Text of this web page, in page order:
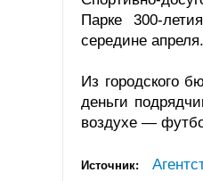
Парке 300-
середине апреля.
Из городского
деньги
воздухе —
Источник: